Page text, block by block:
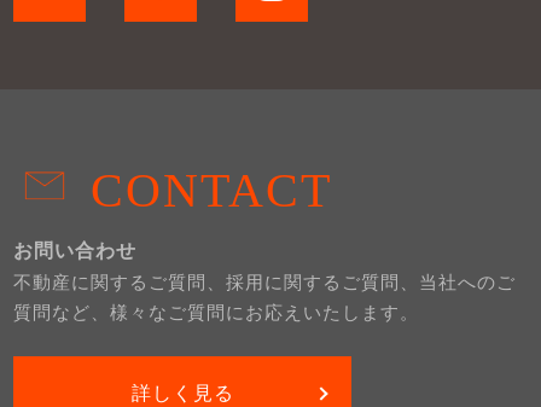
CONTACT
お問い合わせ
不動産に関するご質問、採用に関するご質問、当社へのご
質問など、様々なご質問にお応えいたします。
詳しく見る